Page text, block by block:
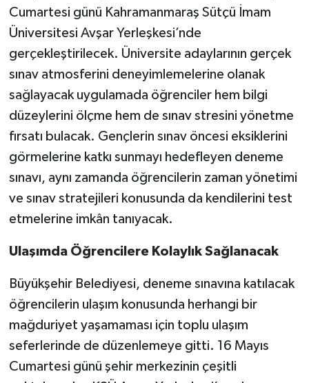
Cumartesi günü Kahramanmaraş Sütçü İmam
Üniversitesi Avşar Yerleşkesi’nde
gerçekleştirilecek. Üniversite adaylarının gerçek
sınav atmosferini deneyimlemelerine olanak
sağlayacak uygulamada öğrenciler hem bilgi
düzeylerini ölçme hem de sınav stresini yönetme
fırsatı bulacak. Gençlerin sınav öncesi eksiklerini
görmelerine katkı sunmayı hedefleyen deneme
sınavı, aynı zamanda öğrencilerin zaman yönetimi
ve sınav stratejileri konusunda da kendilerini test
etmelerine imkân tanıyacak.
Ulaşımda Öğrencilere Kolaylık Sağlanacak
Büyükşehir Belediyesi, deneme sınavına katılacak
öğrencilerin ulaşım konusunda herhangi bir
mağduriyet yaşamaması için toplu ulaşım
seferlerinde de düzenlemeye gitti. 16 Mayıs
Cumartesi günü şehir merkezinin çeşitli